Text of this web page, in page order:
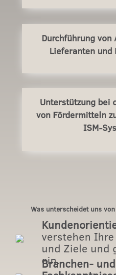
Durchführung
Lieferanten
Unterstützung bei
von Fördermitteln
ISM-
Was unterscheidet uns
verstehen
und Ziele und
ein.
Branchen- und